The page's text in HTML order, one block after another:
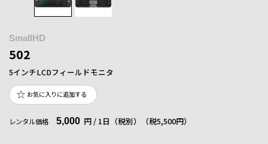
SmallHD
502
5インチLCDフィールドモニタ
お気に入りに追加する
レンタル価格 5,000 円 / 1日（税別） （税5,500円）